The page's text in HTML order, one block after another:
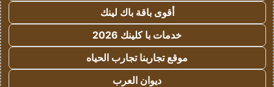
أقوى باقة باك لينك
خدمات با كلينك 2026
موقع تجاربنا تجارب الحياه
ديوان العرب